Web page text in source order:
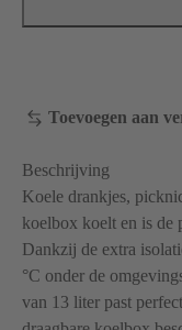
Toevoegen aan
Beschrijving
Koele drankjes,
koelbox koelt en is de
Dankzij de extra
°C onder de
van 13 liter past